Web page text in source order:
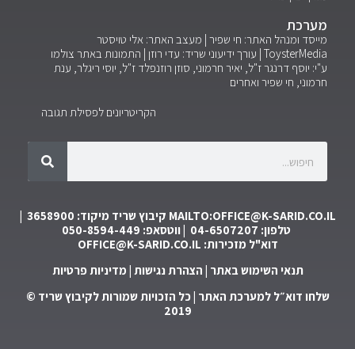
מערכת
מייסד ומנהל האתר: חי שפיר | מעצב האתר: אלי טויסטר
ToysterMedia | עורך ידיעוני שריד: עדי רוזן | התמונות באתר צולמו
ע"י: יוסף דרנגר ז"ל, יאיר חרמוני, סוזן רוזנפלד ז"ל, יוסי ריגלר, ענת
חרמוני, חי שפיר ואחרים
הקריטריונים לפסילת תגובה
MAILTO:OFFICE@K-SARID.CO.IL
קיבוץ שריד מיקוד: 3658900 |
טלפון: 04-6507207 | ווטסאפ: 050-8594-449
דוא"ל מזכירות: OFFICE@K-SARID.CO.IL
תנאי השימוש באתר | הצהרת נגישות | מדיניות פרטיות
שלחו דוא״ל למערכת האתר | כל הזכויות שמורות לקיבוץ שריד ©
2019